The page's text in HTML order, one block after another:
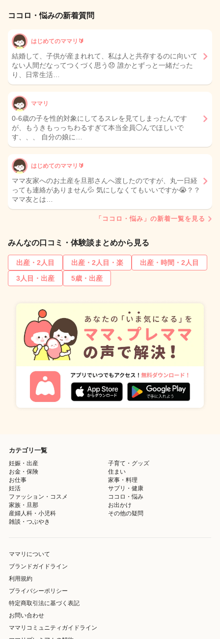
ココロ・悩みの新着質問
はじめてのママリ🔰
結婚して、子供が産まれれて、私は人と共存するのに向いて
ない人間だなってつくづく思う😞 誰かとずっと一緒だった
り、日常生活…
ママリ
0-6歳の子を性的対象にしてるスレを見てしまったんです
が、もうきもっっちわるすぎて本当全員◯んでほしいで
す、、、 自分の娘に…
はじめてのママリ🔰
ママ友家へのお土産を旦那さんへ渡したのですが、丸一日経
っても連絡がありません💦 気にしなくてもいいですか😭？？
ママ友とは…
「ココロ・悩み」の新着一覧を見る
みんなの口コミ・体験談まとめから見る
出産・2人目 出産・2人目・楽
出産・時間・2人目
3人目・出産
5歳・出産
カテゴリ一覧
妊娠・出産
子育て・グッズ
お金・保険
住まい
お仕事
家事・料理
妊活
サプリ・健康
ファッション・コスメ
ココロ・悩み
家族・旦那
お出かけ
産婦人科・小児科
その他の疑問
雑談・つぶやき
ママリについて
ブランドガイドライン
利用規約
プライバシーポリシー
特定商取引法に基づく表記
お問い合わせ
ママリコミュニティガイドライン